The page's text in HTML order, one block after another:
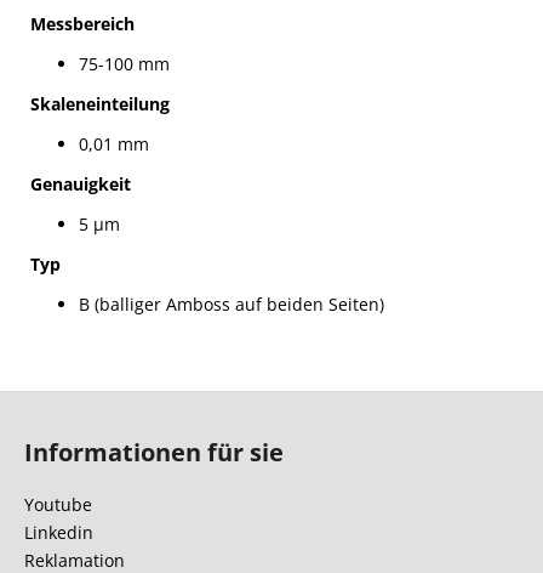
Messbereich
75-100 mm
Skaleneinteilung
0,01 mm
Genauigkeit
5 µm
Typ
B (balliger Amboss auf beiden Seiten)
Informationen für sie
Youtube
Linkedin
Reklamation